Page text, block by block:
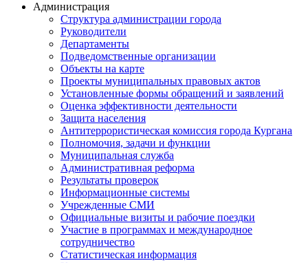
Администрация
Структура администрации города
Руководители
Департаменты
Подведомственные организации
Объекты на карте
Проекты муниципальных правовых актов
Установленные формы обращений и заявлений
Оценка эффективности деятельности
Защита населения
Антитеррористическая комиссия города Кургана
Полномочия, задачи и функции
Муниципальная служба
Административная реформа
Результаты проверок
Информационные системы
Учрежденные СМИ
Официальные визиты и рабочие поездки
Участие в программах и международное
сотрудничество
Статистическая информация